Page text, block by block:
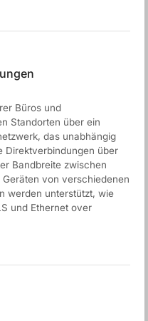
Büros und
Standorten über ein
das unabhängig
Direktverbindungen über
Bandbreite zwischen
von verschiedenen
werden unterstützt, wie
und Ethernet over